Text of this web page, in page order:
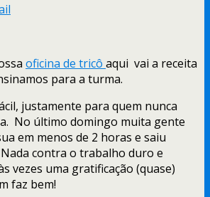
oficina de tricô aqui vai a receita
para a turma.
justamente para quem nunca
No último domingo muita gente
em menos de 2 horas e saiu
contra o trabalho duro e
vezes uma gratificação (quase)
faz bem!